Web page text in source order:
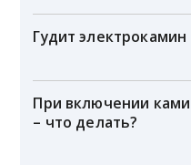
Гудит
При включении
– что делать?